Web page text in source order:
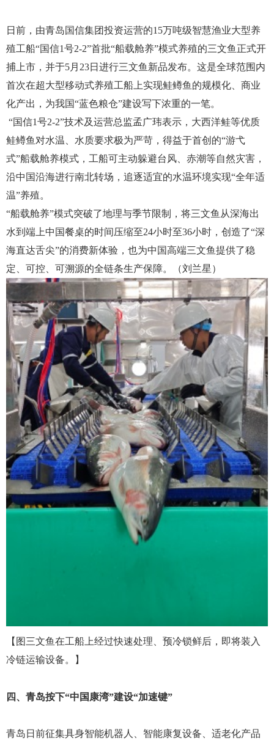
日前，由青岛国信集团投资运营的15万吨级智慧渔业大型养
殖工船“国信1号2-2”首批“船载舱养”模式养殖的三文鱼正式开
捕上市，并于5月23日进行三文鱼新品发布。这是全球范围内
首次在超大型移动式养殖工船上实现鲑鳟鱼的规模化、商业
化产出，为我国“蓝色粮仓”建设写下浓重的一笔。
“国信1号2-2”技术及运营总监孟广玮表示，大西洋鲑等优质
鲑鳟鱼对水温、水质要求极为严苛，得益于首创的“游弋
式”船载舱养模式，工船可主动躲避台风、赤潮等自然灾害，
沿中国沿海进行南北转场，追逐适宜的水温环境实现“全年适
温”养殖。
“船载舱养”模式突破了地理与季节限制，将三文鱼从深海出
水到端上中国餐桌的时间压缩至24小时至36小时，创造了“深
海直达舌尖”的消费新体验，也为中国高端三文鱼提供了稳
定、可控、可溯源的全链条生产保障。（刘兰星）
【图 三文鱼在工船上经过快速处理、预冷锁鲜后，即将装入
冷链运输设备。】
四、青岛按下“中国康湾”建设“加速键”
青岛日前征集具身智能机器人、智能康复设备、适老化产品